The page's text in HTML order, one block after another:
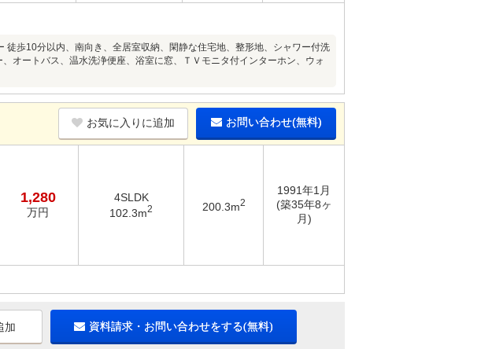
歩10分以内、南向き、全居室収納、閑静な住宅地、整形地、シャワー付洗
オートバス、温水洗浄便座、浴室に窓、ＴＶモニタ付インターホン、ウォ
お気に入りに追加 お問い合わせ(無料)
1,280
万円
4SLDK
102.3m2 200.3m2
1991年1月
(築35年8ヶ
月)
加 資料請求・お問い合わせをする(無料)